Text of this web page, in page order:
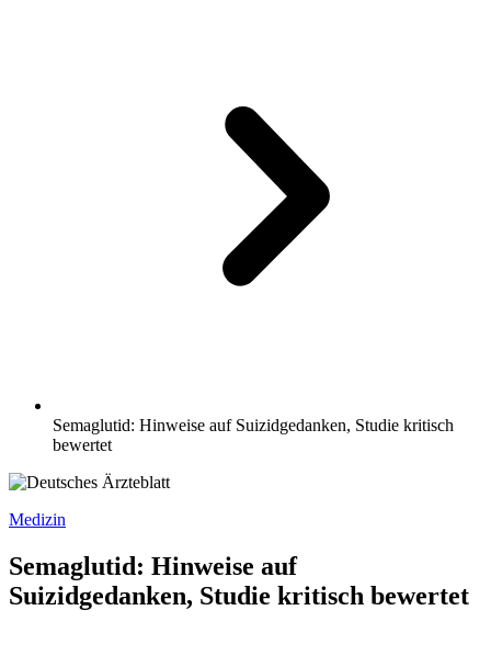
Semaglutid: Hinweise auf Suizidgedanken, Studie kritisch
bewertet
Medizin
Semaglutid: Hinweise auf
Suizidgedanken, Studie kritisch bewertet